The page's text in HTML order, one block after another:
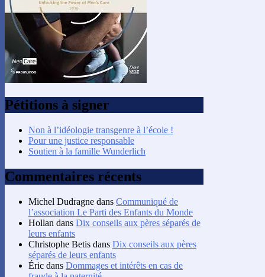
Pétitions à signer
Non à l’idéologie transgenre à l’école !
Pour une justice responsable
Soutien à la famille Wunderlich
Commentaires récents
Michel Dudragne dans Communiqué de
l’association Le Parti des Enfants du Monde
Hollan dans Dix conseils aux pères séparés de
leurs enfants
Christophe Betis dans Dix conseils aux pères
séparés de leurs enfants
Éric dans Dommages et intérêts en cas de